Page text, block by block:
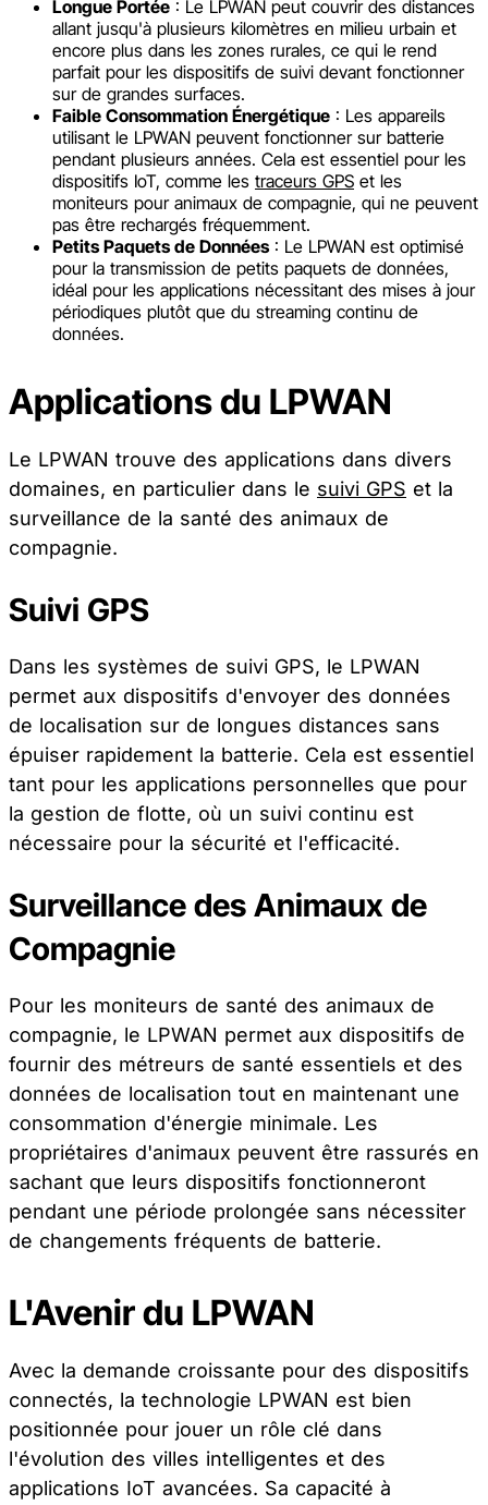
Longue Portée : Le LPWAN peut couvrir des distances
allant jusqu'à plusieurs kilomètres en milieu urbain et
encore plus dans les zones rurales, ce qui le rend
parfait pour les dispositifs de suivi devant fonctionner
sur de grandes surfaces.
Faible Consommation Énergétique : Les appareils
utilisant le LPWAN peuvent fonctionner sur batterie
pendant plusieurs années. Cela est essentiel pour les
dispositifs IoT, comme les traceurs GPS et les
moniteurs pour animaux de compagnie, qui ne peuvent
pas être rechargés fréquemment.
Petits Paquets de Données: Le LPWAN est optimisé
pour la transmission de petits paquets de données,
idéal pour les applications nécessitant des mises à jour
périodiques plutôt que du streaming continu de
données.
Applications du LPWAN
Le LPWAN trouve des applications dans divers
domaines, en particulier dans le suivi GPS et la
surveillance de la santé des animaux de
compagnie.
Suivi GPS
Dans les systèmes de suivi GPS, le LPWAN
permet aux dispositifs d'envoyer des données
de localisation sur de longues distances sans
épuiser rapidement la batterie. Cela est essentiel
tant pour les applications personnelles que pour
la gestion de flotte, où un suivi continu est
nécessaire pour la sécurité et l'efficacité.
Surveillance des Animaux de
Compagnie
Pour les moniteurs de santé des animaux de
compagnie, le LPWAN permet aux dispositifs de
fournir des métreurs de santé essentiels et des
données de localisation tout en maintenant une
consommation d'énergie minimale. Les
propriétaires d'animaux peuvent être rassurés en
sachant que leurs dispositifs fonctionneront
pendant une période prolongée sans nécessiter
de changements fréquents de batterie.
L'Avenir du LPWAN
Avec la demande croissante pour des dispositifs
connectés, la technologie LPWAN est bien
positionnée pour jouer un rôle clé dans
l'évolution des villes intelligentes et des
applications IoT avancées. Sa capacité à